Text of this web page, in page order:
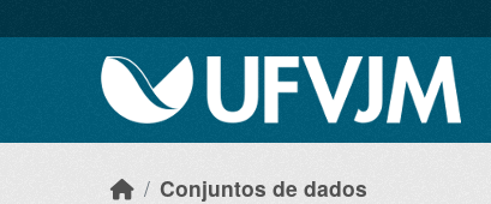
Conjuntos de dados